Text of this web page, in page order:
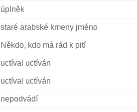
úplněk
staré arabské kmeny jméno
Někdo, kdo má rád k pití
uctíval uctíván
uctíval uctíván
nepodvádí